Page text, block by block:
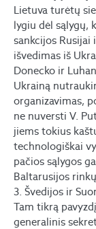
Lietuva turėtų
lygiu dėl sąlygų,
sankcijos Rusijai
išvedimas iš
Donecko ir
Ukrainą
organizavimas,
ne nuversti V.
jiems tokius
technologiškai
pačios sąlygos
Baltarusijos
3. Švedijos ir
Tam tikrą
generalinis